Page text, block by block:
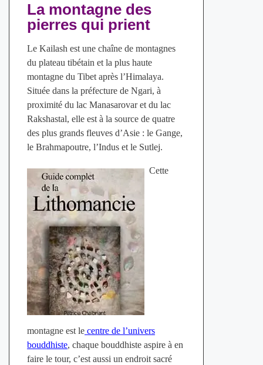
La montagne des
pierres qui prient
Le Kailash est une chaîne de montagnes
du plateau tibétain et la plus haute
montagne du Tibet après l’Himalaya.
Située dans la préfecture de Ngari, à
proximité du lac Manasarovar et du lac
Rakshastal, elle est à la source de quatre
des plus grands fleuves d’Asie : le Gange,
le Brahmapoutre, l’Indus et le Sutlej.
Cette
montagne est lecentre de l’univers
bouddhiste, chaque bouddhiste aspire à en
faire le tour, c’est aussi un endroit sacré